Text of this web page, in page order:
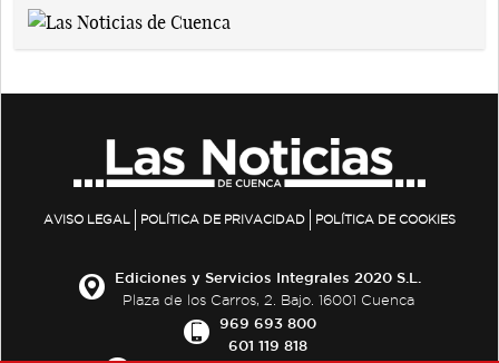
AVISO LEGAL POLÍTICA DE PRIVACIDAD POLÍTICA DE COOKIES
Ediciones y Servicios Integrales 2020 S.L.
Plaza de los Carros, 2. Bajo. 16001 Cuenca
969 693 800
601 119 818